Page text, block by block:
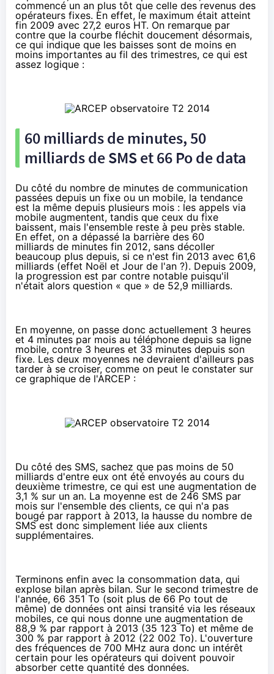
commencé un an plus tôt que celle des revenus des
opérateurs fixes. En effet, le maximum était atteint
fin 2009 avec 27,2 euros HT. On remarque par
contre que la courbe fléchit doucement désormais,
ce qui indique que les baisses sont de moins en
moins importantes au fil des trimestres, ce qui est
assez logique :
60 milliards de minutes, 50
milliards de SMS et 66 Po de data
Du côté du nombre de minutes de communication
passées depuis un fixe ou un mobile, la tendance
est la même depuis plusieurs mois : les appels via
mobile augmentent, tandis que ceux du fixe
baissent, mais l'ensemble reste à peu près stable.
En effet, on a dépassé la barrière des 60
milliards de minutes fin 2012, sans décoller
beaucoup plus depuis, si ce n'est fin 2013 avec 61,6
milliards (effet Noël et Jour de l'an ?). Depuis 2009,
la progression est par contre notable puisqu'il
n'était alors question « que » de 52,9 milliards.
En moyenne, on passe donc actuellement 3 heures
et 4 minutes par mois au téléphone depuis sa ligne
mobile, contre 3 heures et 33 minutes depuis son
fixe. Les deux moyennes ne devraient d'ailleurs pas
tarder à se croiser, comme on peut le constater sur
ce graphique de l'ARCEP :
Du côté des SMS, sachez que pas moins de 50
milliards d'entre eux ont été envoyés au cours du
deuxième trimestre, ce qui est une augmentation de
3,1 % sur un an. La moyenne est de 246 SMS par
mois sur l'ensemble des clients, ce qui n'a pas
bougé par rapport à 2013, la hausse du nombre de
SMS est donc simplement liée aux clients
supplémentaires.
Terminons enfin avec la consommation data, qui
explose bilan après bilan. Sur le second trimestre de
l'année, 66 351 To (soit plus de 66 Po tout de
même) de données ont ainsi transité via les réseaux
mobiles, ce qui nous donne une augmentation de
88,9 % par rapport à 2013 (35 123 To) et même de
300 % par rapport à 2012 (22 002 To). L'ouverture
des fréquences de 700 MHz aura donc un intérêt
certain pour les opérateurs qui doivent pouvoir
absorber cette quantité des données.